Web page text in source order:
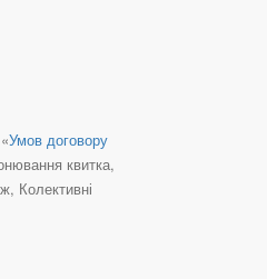
Умов договору
квитка,
Колективні